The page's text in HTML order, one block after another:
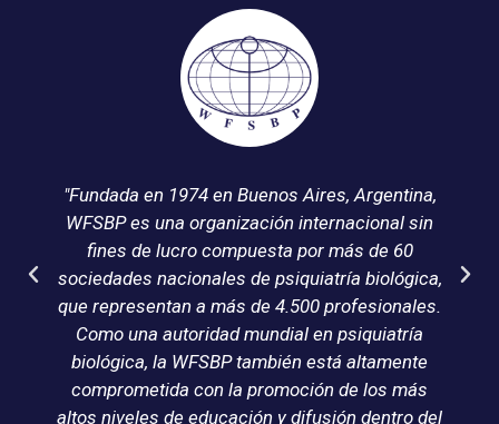
"INA es una organización internacional
dedicada al desarrollo de la Neuropsiquiatría.
La asociación da la bienvenida a miembros de
todas las disciplinas enfocadas en pacientes
afectados por trastornos neuropsiquiátricos."
International Neuropsychiatric Association